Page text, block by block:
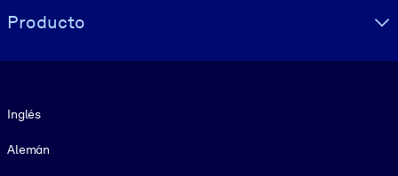
Producto
Inglés
Alemán